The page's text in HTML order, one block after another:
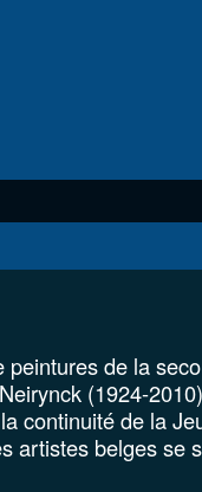
de la
(1924-
continuité de la
artistes belges se